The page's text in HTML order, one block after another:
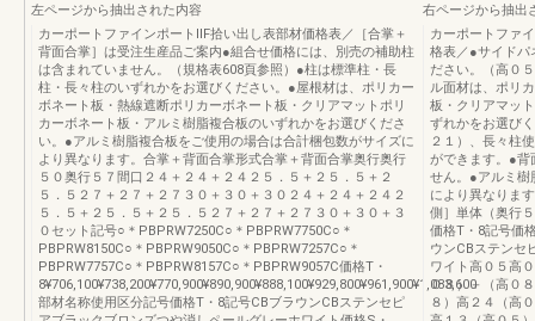
左ページから抽出された内容
カーポートファインポートⅡF拾い出し表部材価格表／［合掌＋
背面合掌］は受注生産品ご案内●組合せ価格には、別売の補助柱
は含まれていません。（規格表608頁参照）●柱は標準柱・長
柱・長々柱のいずれかをお選びください。●屋根材は、ポリカー
ボネート板・熱線遮断ポリカーボネート板・クリアマットポリ
カーボネート板・アルミ樹脂複合板のいずれかをお選びくださ
い。●アルミ樹脂複合板をご使用の場合は合計梱包数がサイズに
より異なります。合掌＋背面合掌形式合掌＋背面合掌奥行奥行
５０奥行５７間口２４＋２４＋２４２５．５＋２５．５＋２
５．５２７＋２７＋２７３０＋３０＋３０２４＋２４＋２４２
５．５＋２５．５＋２５．５２７＋２７＋２７３０＋３０＋３
０セット記号○＊PBPRW7250C○＊PBPRW7750C○＊
PBPRW8150C○＊PBPRW9050C○＊PBPRW7257C○＊
PBPRW7757C○＊PBPRW8157C○＊PBPRW9057C価格T・
8¥706,100¥738,200¥770,900¥890,900¥888,100¥929,800¥961,900¥1,083,600
部材名称使用区分記号価格T・8記号CBブラウンCBステンセピ
右ページから抽出
カーポートファ
格表／●サイドパ
ださい。（高０
ル面材は、ポリ
板・クリアマッ
ずれかをお選び
２１）、長々柱
ができます。●背
せん。●アルミ樹
により異なりま
側］単体（奥行
価格T・8記号価
ウンCBステンセ
ワイト高０５高
０８）＋（高０
８）高２４（高